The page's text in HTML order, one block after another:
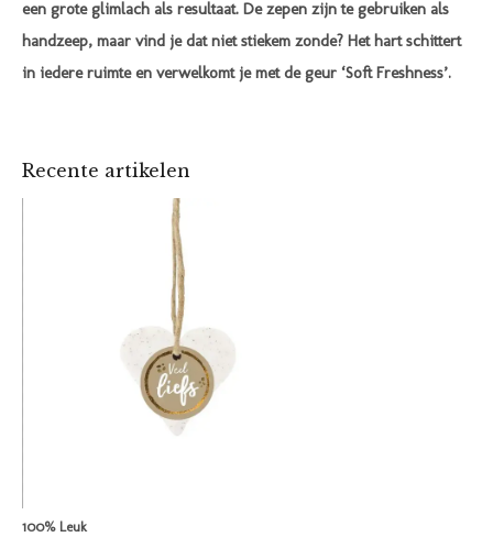
een grote glimlach als resultaat. De zepen zijn te gebruiken als
handzeep, maar vind je dat niet stiekem zonde? Het hart schittert
in iedere ruimte en verwelkomt je met de geur ‘Soft Freshness’.
Recente artikelen
100% Leuk